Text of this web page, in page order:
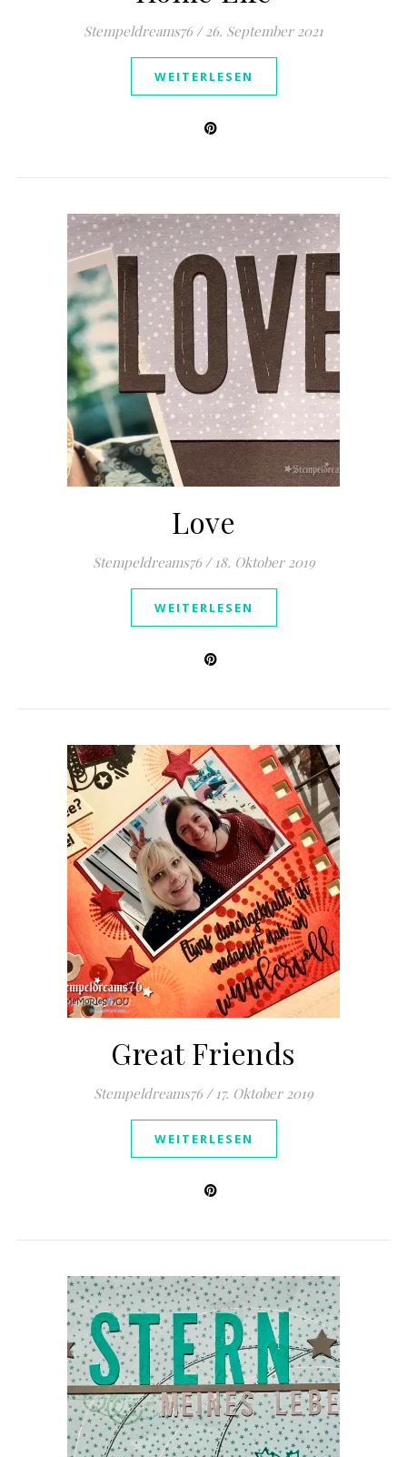
Stempeldreams76 / 26. September 2021
WEITERLESEN
Love
Stempeldreams76 / 18. Oktober 2019
WEITERLESEN
Great Friends
Stempeldreams76 / 17. Oktober 2019
WEITERLESEN